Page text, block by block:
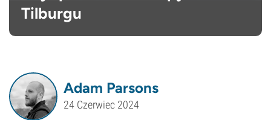
Tilburgu
Adam Parsons
24 Czerwiec 2024